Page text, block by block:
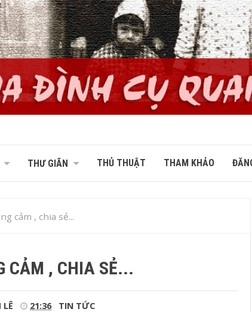
THƯ GIÃN THỦ THUẬT THAM KHẢO
cảm , chia sẻ...
CẢM , CHIA SẺ...
LÊ 21:36 TIN TỨC